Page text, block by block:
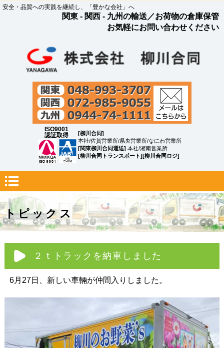
安全・品質への実践を継続し、「豊かな会社」へ
関東 - 関西 - 九州の輸送／お荷物の倉庫保管
お気軽にお問い合わせください
ISO9001
認証取得
[柳川合同]
本社/佐賀営業所/県央営業所/なにわ営業所
[関東柳川合同運送] 本社/湘南営業所
[柳川合同トランスポート][柳川合同ロジ]
トピックス
２ｔトラックを納車しました
6月27日、新しい車輛が仲間入りしました。